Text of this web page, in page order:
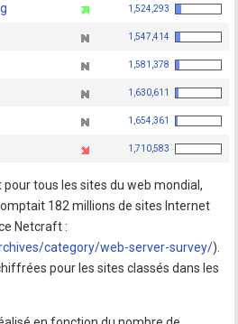
1,524,293
1,547,414
1,581,378
1,630,611
1,654,361
1,710,583
tous les sites du web mondial,
182 millions de sites Internet
Netcraft :
category/web-server-survey/).
pour les sites classés dans les